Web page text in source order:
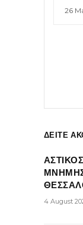
26
ΔΕΙΤΕ
4 August